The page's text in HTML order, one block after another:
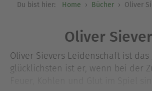
Du bist hier: Home Bücher Oliver
Oliver
Oliver Sievers Leidenschaft ist das
glücklichsten ist er, wenn bei der